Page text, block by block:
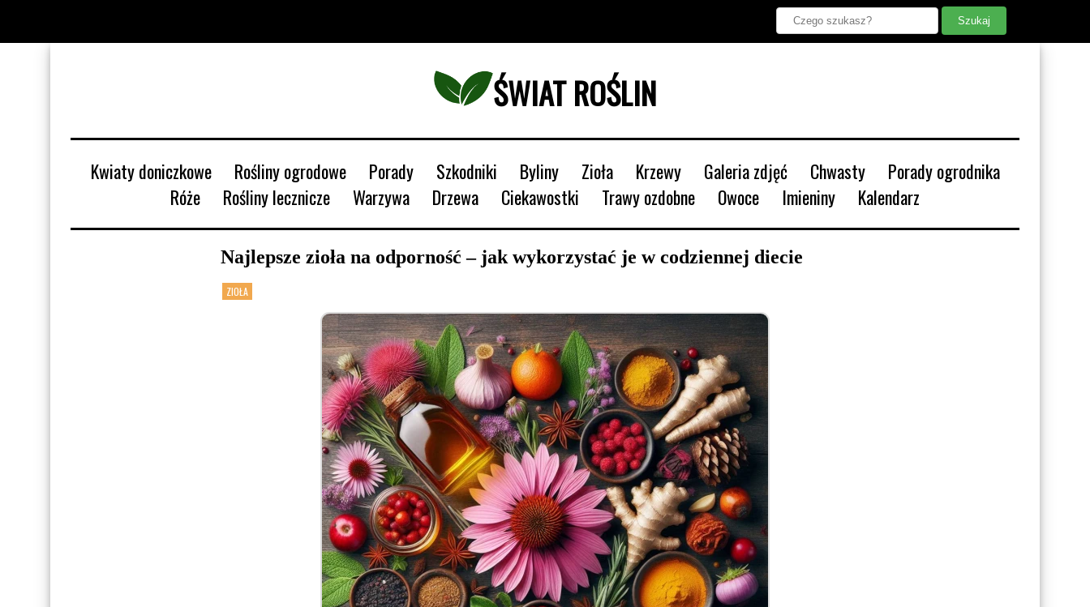
ŚWIAT ROŚLIN
Kwiaty doniczkowe Rośliny ogrodowe Porady Szkodniki Byliny Zioła Krzewy Galeria zdjęć Chwasty
Porady ogrodnika
Róże
Rośliny lecznicze Warzywa Drzewa Ciekawostki Trawy ozdobne Owoce Imieniny Kalendarz
Najlepsze zioła na odporność – jak wykorzystać je w codziennej diecie
ZIOŁA